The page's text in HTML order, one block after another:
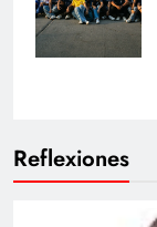
Reflexiones